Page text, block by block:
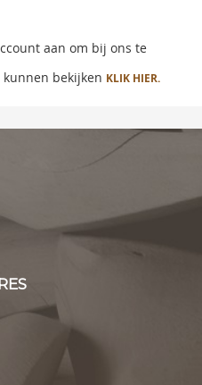
aan om bij ons te
bekijken KLIK HIER.